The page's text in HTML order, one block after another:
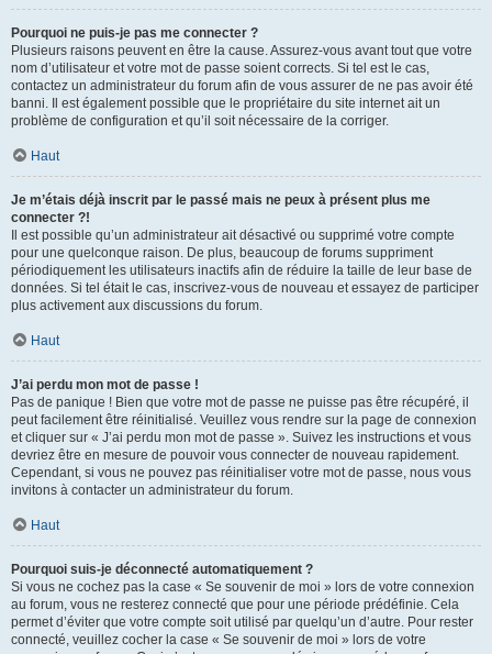
Pourquoi ne puis-je pas me connecter ?
Plusieurs raisons peuvent en être la cause. Assurez-vous avant tout que votre
nom d’utilisateur et votre mot de passe soient corrects. Si tel est le cas,
contactez un administrateur du forum afin de vous assurer de ne pas avoir été
banni. Il est également possible que le propriétaire du site internet ait un
problème de configuration et qu’il soit nécessaire de la corriger.
Haut
Je m’étais déjà inscrit par le passé mais ne peux à présent plus me
connecter ?!
Il est possible qu’un administrateur ait désactivé ou supprimé votre compte
pour une quelconque raison. De plus, beaucoup de forums suppriment
périodiquement les utilisateurs inactifs afin de réduire la taille de leur base de
données. Si tel était le cas, inscrivez-vous de nouveau et essayez de participer
plus activement aux discussions du forum.
Haut
J’ai perdu mon mot de passe !
Pas de panique ! Bien que votre mot de passe ne puisse pas être récupéré, il
peut facilement être réinitialisé. Veuillez vous rendre sur la page de connexion
et cliquer sur « J’ai perdu mon mot de passe ». Suivez les instructions et vous
devriez être en mesure de pouvoir vous connecter de nouveau rapidement.
Cependant, si vous ne pouvez pas réinitialiser votre mot de passe, nous vous
invitons à contacter un administrateur du forum.
Haut
Pourquoi suis-je déconnecté automatiquement ?
Si vous ne cochez pas la case « Se souvenir de moi » lors de votre connexion
au forum, vous ne resterez connecté que pour une période prédéfinie. Cela
permet d’éviter que votre compte soit utilisé par quelqu’un d’autre. Pour rester
connecté, veuillez cocher la case « Se souvenir de moi » lors de votre